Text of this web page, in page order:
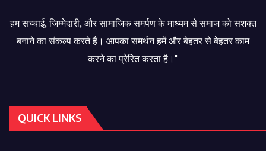
हम सच्चाई, जिम्मेदारी, और सामाजिक समर्पण के माध्यम से समाज को सशक्त
बनाने का संकल्प करते हैं। आपका समर्थन हमें और बेहतर से बेहतर काम
करने का प्रेरित करता है।"
QUICK LINKS